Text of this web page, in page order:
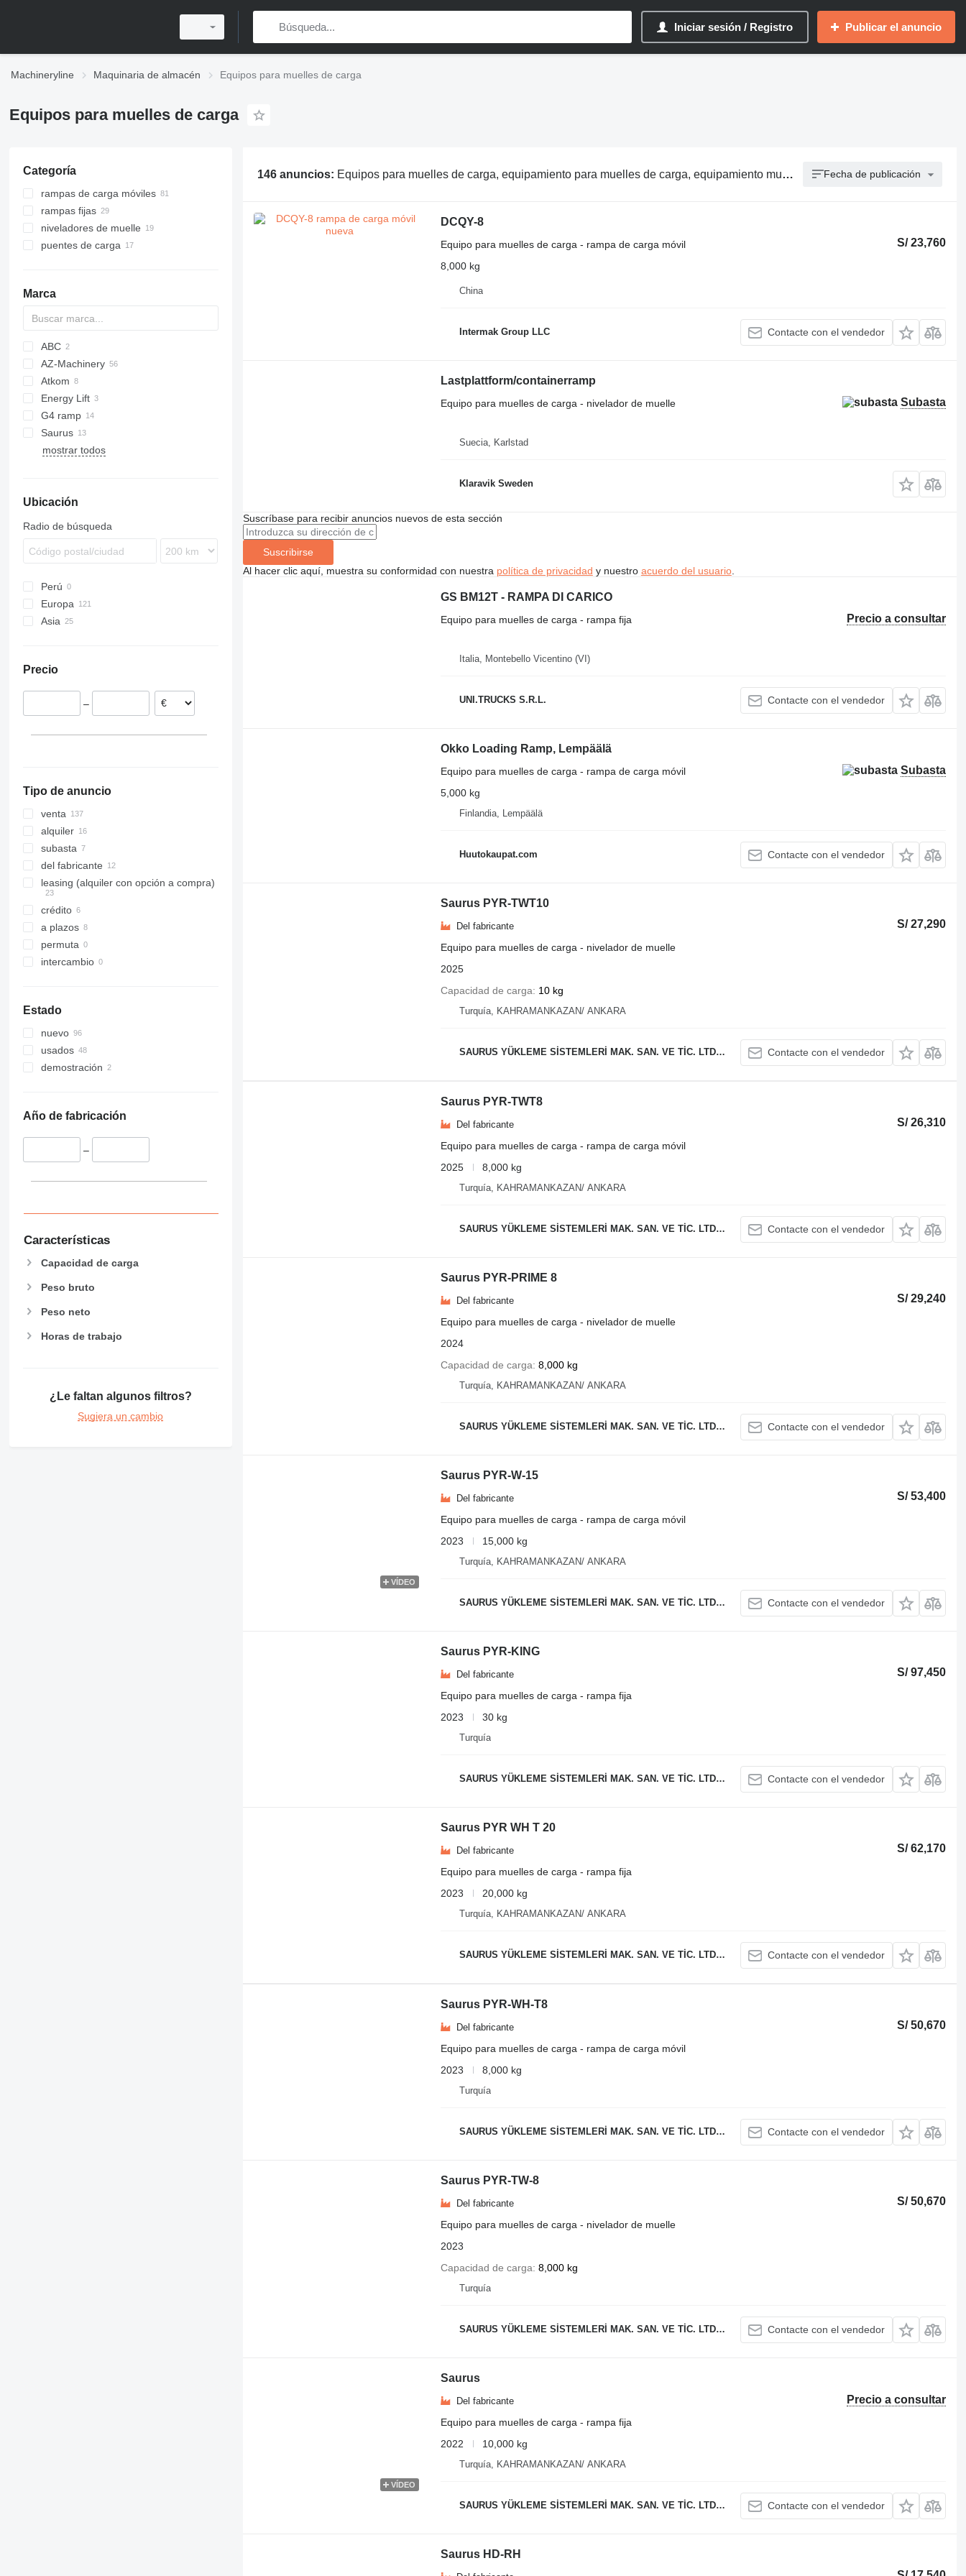
Iniciar sesión / Registro Publicar el anuncio
Machineryline Maquinaria de almacén Equipos para muelles de carga
Equipos para muelles de carga
Categoría
rampas de carga móviles
rampas fijas
niveladores de muelle
puentes de carga
Marca
ABC
AZ-Machinery
AZ RAMP
Atkom
Energy Lift
G4 ramp
Saurus
mostrar todos
Ubicación
Radio de búsqueda
Perú
Europa
Dinamarca
Reino Unido
Asia
Precio
–
Tipo de anuncio
venta
alquiler
subasta
del fabricante
leasing (alquiler con opción a compra)
crédito
a plazos
permuta
intercambio
Estado
nuevo
usados
demostración
Año de fabricación
–
Características
Capacidad de carga
Peso bruto
Peso neto
Horas de trabajo
¿Le faltan algunos filtros?
Sugiera un cambio
146 anuncios: Equipos para muelles de carga, equipamiento para muelles de carga, equipamiento muelles de carga, sistema de descarga para camión Fecha de publicación
DCQY-8
S/ 23,760
Equipo para muelles de carga - rampa de carga móvil
8,000 kg
China
Intermak Group LLC Contacte con el vendedor
Lastplattform/containerramp
Subasta
Equipo para muelles de carga - nivelador de muelle
Suecia, Karlstad
Klaravik Sweden
Suscríbase para recibir anuncios nuevos de esta sección
Suscribirse
Al hacer clic aquí, muestra su conformidad con nuestra política de privacidad y nuestro acuerdo del usuario.
GS BM12T - RAMPA DI CARICO
Precio a consultar
Equipo para muelles de carga - rampa fija
Italia, Montebello Vicentino (VI)
UNI.TRUCKS S.R.L. Contacte con el vendedor
Okko Loading Ramp, Lempäälä
Subasta
Equipo para muelles de carga - rampa de carga móvil
5,000 kg
Finlandia, Lempäälä
Huutokaupat.com Contacte con el vendedor
Saurus PYR-TWT10
S/ 27,290
Del fabricante
Equipo para muelles de carga - nivelador de muelle
2025
Capacidad de carga
10 kg
Turquía, KAHRAMANKAZAN/ ANKARA
SAURUS YÜKLEME SİSTEMLERİ MAK. SAN. VE TİC. LTD. ŞTİ. Contacte con el vendedor
Saurus PYR-TWT8
S/ 26,310
Del fabricante
Equipo para muelles de carga - rampa de carga móvil
2025
8,000 kg
Turquía, KAHRAMANKAZAN/ ANKARA
SAURUS YÜKLEME SİSTEMLERİ MAK. SAN. VE TİC. LTD. ŞTİ. Contacte con el vendedor
Saurus PYR-PRIME 8
S/ 29,240
Del fabricante
Equipo para muelles de carga - nivelador de muelle
2024
Capacidad de carga 8,000 kg
Turquía, KAHRAMANKAZAN/ ANKARA
SAURUS YÜKLEME SİSTEMLERİ MAK. SAN. VE TİC. LTD. ŞTİ. Contacte con el vendedor
VÍDEO
Saurus PYR-W-15
S/ 53,400
Del fabricante
Equipo para muelles de carga - rampa de carga móvil
2023
15,000 kg
Turquía, KAHRAMANKAZAN/ ANKARA
SAURUS YÜKLEME SİSTEMLERİ MAK. SAN. VE TİC. LTD. ŞTİ. Contacte con el vendedor
Saurus PYR-KING
S/ 97,450
Del fabricante
Equipo para muelles de carga - rampa fija
2023
30 kg
Turquía
SAURUS YÜKLEME SİSTEMLERİ MAK. SAN. VE TİC. LTD. ŞTİ. Contacte con el vendedor
Saurus PYR WH T 20
S/ 62,170
Del fabricante
Equipo para muelles de carga - rampa fija
2023
20,000 kg
Turquía, KAHRAMANKAZAN/ ANKARA
SAURUS YÜKLEME SİSTEMLERİ MAK. SAN. VE TİC. LTD. ŞTİ. Contacte con el vendedor
Saurus PYR-WH-T8
S/ 50,670
Del fabricante
Equipo para muelles de carga - rampa de carga móvil
2023
8,000 kg
Turquía
SAURUS YÜKLEME SİSTEMLERİ MAK. SAN. VE TİC. LTD. ŞTİ. Contacte con el vendedor
Saurus PYR-TW-8
S/ 50,670
Del fabricante
Equipo para muelles de carga - nivelador de muelle
2023
Capacidad de carga 8,000 kg
Turquía
SAURUS YÜKLEME SİSTEMLERİ MAK. SAN. VE TİC. LTD. ŞTİ. Contacte con el vendedor
VÍDEO
Saurus
Precio a consultar
Del fabricante
Equipo para muelles de carga - rampa fija
2022
10,000 kg
Turquía, KAHRAMANKAZAN/ ANKARA
SAURUS YÜKLEME SİSTEMLERİ MAK. SAN. VE TİC. LTD. ŞTİ. Contacte con el vendedor
Saurus HD-RH